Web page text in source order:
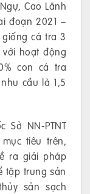
Cao Lãnh
đoạn 2021 –
cá tra 3
hoạt động
con cá tra
cầu là 1,5
Sở NN-PTNT
tiêu trên,
ra giải pháp
tập trung sản
sản sạch